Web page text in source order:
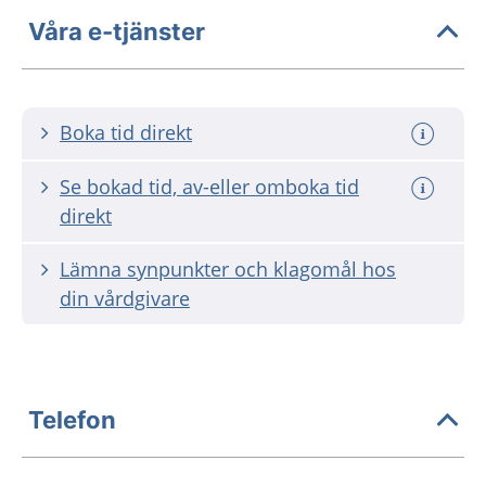
Våra e-tjänster
Boka tid direkt
Se bokad tid, av-eller omboka tid
direkt
Lämna synpunkter och klagomål hos
din vårdgivare
Telefon